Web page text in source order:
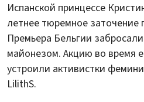
Испанской принцессе
летнее тюремное заточение
Премьера Бельгии
майонезом. Акцию во время
устроили активистки
LilithS.